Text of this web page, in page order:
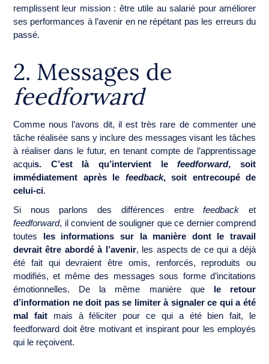
remplissent leur mission : être utile au salarié pour améliorer
ses performances à l’avenir en ne répétant pas les erreurs du
passé.
2. Messages de
feedforward
Comme nous l’avons dit, il est très rare de commenter une
tâche réalisée sans y inclure des messages visant les tâches
à réaliser dans le futur, en tenant compte de l’apprentissage
acquis. C’est là qu’intervient lefeedforward, soit
immédiatement après le feedback, soit entrecoupé de
celui-ci.
Si nous parlons des différences entrefeedback et
feedforward, il convient de souligner que ce dernier comprend
toutes
les informations sur la manière dont le travail
devrait être abordé à l’avenir, les aspects de ce qui a déjà
été fait qui devraient être omis, renforcés, reproduits ou
modifiés, et même des messages sous forme d’incitations
émotionnelles. De la même manière que
le retour
d’information ne doit pas se limiter à signaler ce qui a été
mal fait mais à féliciter pour ce qui a été bien fait, le
feedforward doit être motivant et inspirant pour les employés
qui le reçoivent.